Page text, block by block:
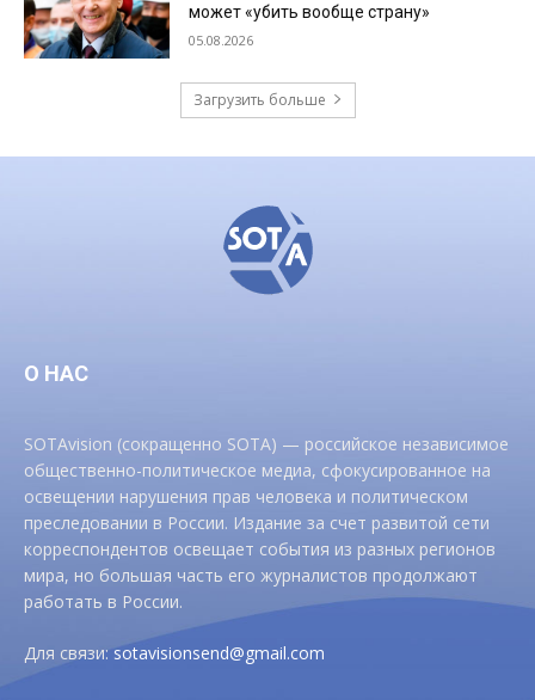
может «убить вообще страну»
05.08.2026
Загрузить больше
О НАС
SOTAvision (сокращенно SOTA) — российское независимое
общественно-политическое медиа, сфокусированное на
освещении нарушения прав человека и политическом
преследовании в России. Издание за счет развитой сети
корреспондентов освещает события из разных регионов
мира, но большая часть его журналистов продолжают
работать в России.
Для связи:sotavisionsend@gmail.com